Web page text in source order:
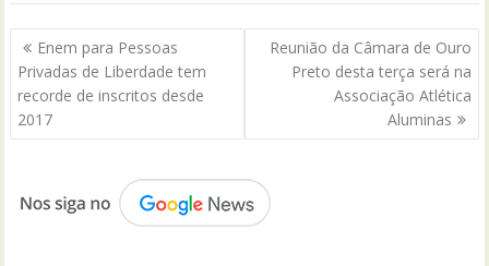
Navegação
de
Post
Enem para Pessoas
Privadas de Liberdade tem
recorde de inscritos desde
2017
Reunião da Câmara de Ouro
Preto desta terça será na
Associação Atlética
Aluminas